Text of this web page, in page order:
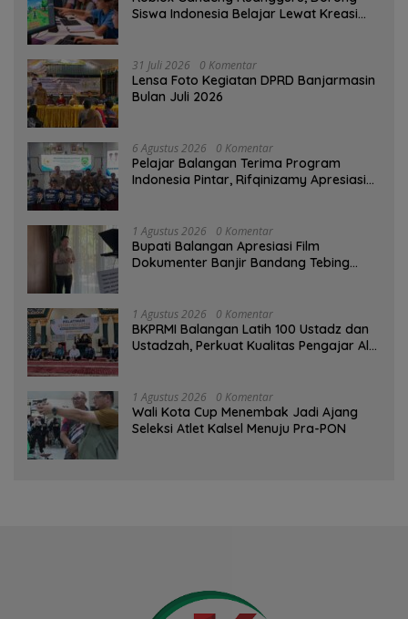
Siswa Indonesia Belajar Lewat Kreasi
31 Juli 2026 0 Komentar
Lensa Foto Kegiatan DPRD Banjarmasin
Bulan Juli 2026
6 Agustus 2026 0 Komentar
Pelajar Balangan Terima Program
Indonesia Pintar, Rifqinizamy Apresiasi
1 Agustus 2026 0 Komentar
Bupati Balangan Apresiasi Film
Dokumenter Banjir Bandang Tebing
1 Agustus 2026 0 Komentar
BKPRMI Balangan Latih 100 Ustadz dan
Ustadzah, Perkuat Kualitas Pengajar Al-
1 Agustus 2026 0 Komentar
Wali Kota Cup Menembak Jadi Ajang
Seleksi Atlet Kalsel Menuju Pra-PON